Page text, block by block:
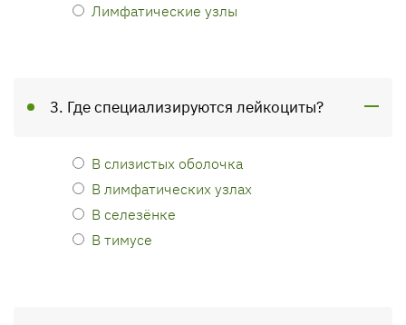
Лимфатические узлы
3. Где специализируются лейкоциты?
В слизистых оболочка
В лимфатических узлах
В селезёнке
В тимусе